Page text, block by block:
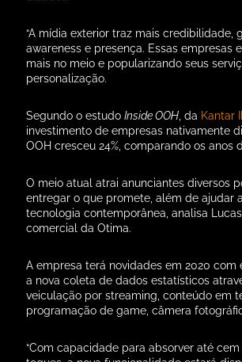
“A mídia exterior traz mais credibilidade,
awareness e presença. Essas empresas
mais no meio e popularizando seus
personalização.
Segundo o estudoInside OOH , da Kantar
investimento de empresas nativamente
OOH cresceu 24%, comparando os anos
O meio atual atrai anunciantes diversos
entregar o que promete, além de ajudar
tecnologia contemporânea, analisa
comercial da Otima.
A empresa terá novidades em 2020 com
a nova coleta de dados estatísticos
veiculação por streaming, conteúdo em
programação de game, câmera
“Com capacidade para absorver até